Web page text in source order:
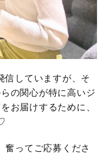
信していますが、そ
の関心が特に高いジ
お届けするために、
奮ってご応募くださ